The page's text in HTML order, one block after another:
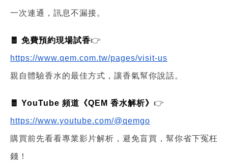
一次連通，訊息不漏接。
🧧 免費預約現場試香👉
https://www.qem.com.tw/pages/visit-us
親自體驗香水的最佳方式，讓香氣幫你說話。
🧧 YouTube 頻道《QEM 香水解析》 👉
https://www.youtube.com/@qemgo
購買前先看看專業影片解析，避免盲買，幫你省下冤枉
錢！